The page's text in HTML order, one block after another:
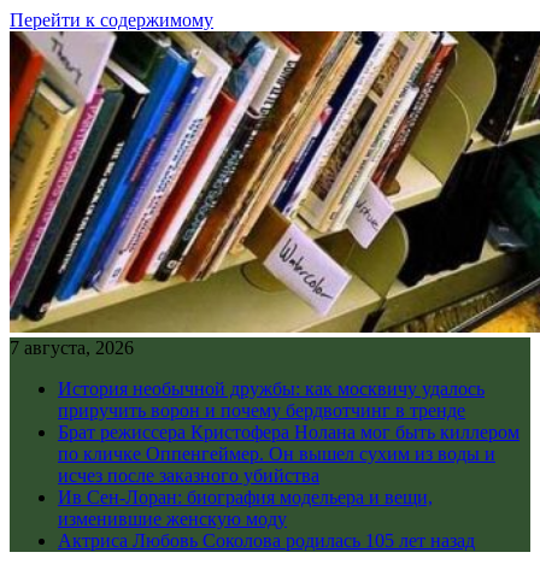
Перейти к содержимому
7 августа, 2026
История необычной дружбы: как москвичу удалось
приручить ворон и почему бердвотчинг в тренде
Брат режиссера Кристофера Нолана мог быть киллером
по кличке Оппенгеймер. Он вышел сухим из воды и
исчез после заказного убийства
Ив Сен-Лоран: биография модельера и вещи,
изменившие женскую моду
Актриса Любовь Соколова родилась 105 лет назад